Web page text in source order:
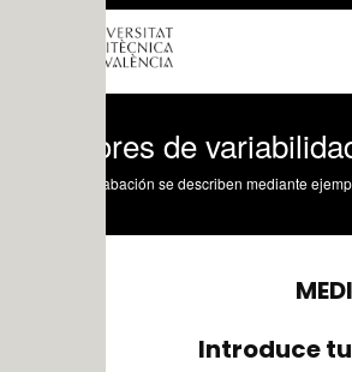
de variabilidad en la